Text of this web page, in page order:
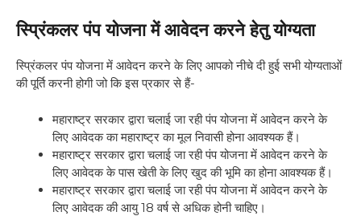
स्प्रिंकलर पंप योजना में आवेदन करने हेतु योग्यता
स्प्रिंकलर पंप योजना में आवेदन करने के लिए आपको नीचे दी हुई सभी योग्यताओं
की पूर्ति करनी होगी जो कि इस प्रकार से हैं-
महाराष्ट्र सरकार द्वारा चलाई जा रही पंप योजना में आवेदन करने के
लिए आवेदक का महाराष्ट्र का मूल निवासी होना आवश्यक हैं।
महाराष्ट्र सरकार द्वारा चलाई जा रही पंप योजना में आवेदन करने के
लिए आवेदक के पास खेती के लिए खुद की भूमि का होना आवश्यक हैं।
महाराष्ट्र सरकार द्वारा चलाई जा रही पंप योजना में आवेदन करने के
लिए आवेदक की आयु 18 वर्ष से अधिक होनी चाहिए।